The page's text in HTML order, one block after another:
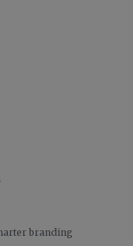
branding